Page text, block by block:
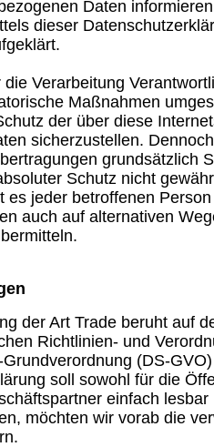
Daten
dieser
Verarbeitung
Maßnahmen
der über diese
sicherzustellen.
grundsätzlich
Schutz nicht
es jeder betroffenen
auch auf alternativen
der Art Trade beruht auf
Richtlinien- und
(DS-
soll sowohl für die
einfach
möchten wir vorab die